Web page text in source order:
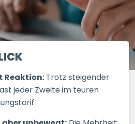
Reaktion: Trotz steigender
jeder Zweite im teuren